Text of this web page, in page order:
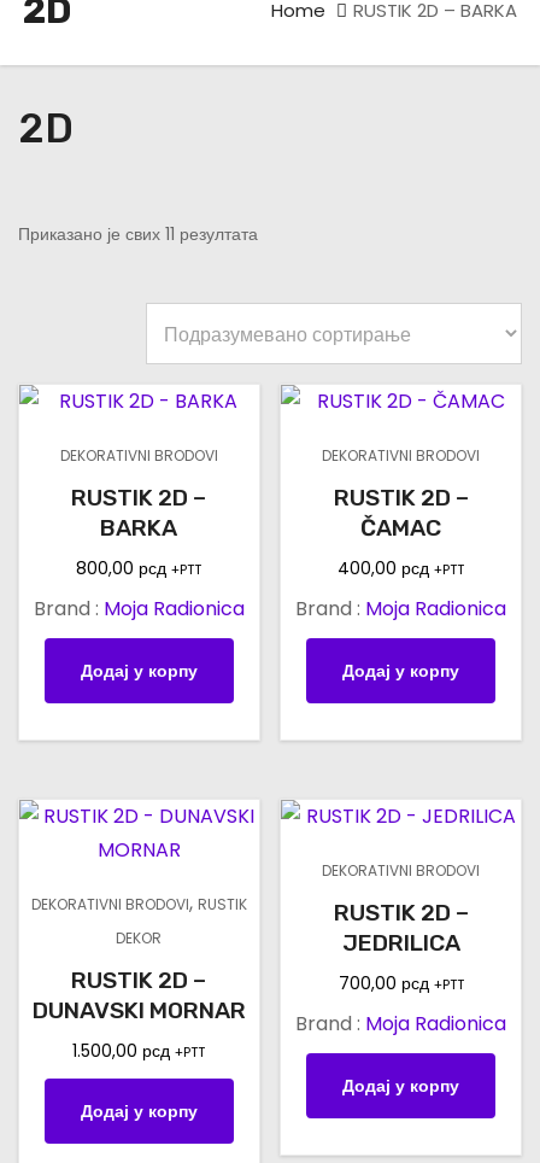
2D Home RUSTIK 2D – BARKA
2D
Приказано је свих 11 резултата
DEKORATIVNI BRODOVI
RUSTIK 2D –
BARKA
800,00 рсд +PTT
Brand : Moja Radionica
Додај у корпу
DEKORATIVNI BRODOVI
RUSTIK 2D –
ČAMAC
400,00 рсд +PTT
Brand : Moja Radionica
Додај у корпу
DEKORATIVNI BRODOVI, RUSTIK
DEKOR
RUSTIK 2D –
DUNAVSKI MORNAR
1.500,00 рсд +PTT
Додај у корпу
DEKORATIVNI BRODOVI
RUSTIK 2D –
JEDRILICA
700,00 рсд +PTT
Brand : Moja Radionica
Додај у корпу